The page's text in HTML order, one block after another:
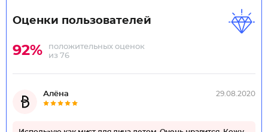
Оценки пользователей
92%
положительных оценок
из 76
Алёна 29.08.2020